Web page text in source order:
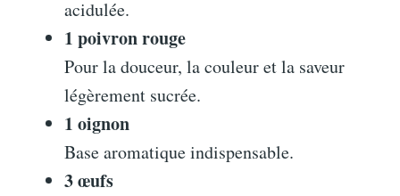
acidulée.
1 poivron rouge
Pour la douceur, la couleur et la saveur
légèrement sucrée.
1 oignon
Base aromatique indispensable.
3 œufs